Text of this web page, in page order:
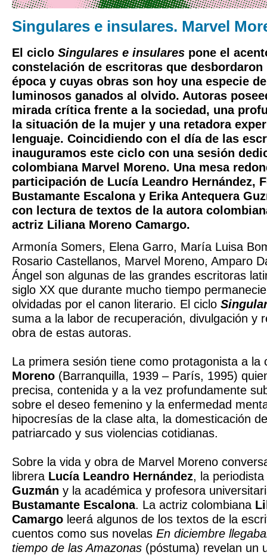
Singulares e insulares. Marvel
El ciclo Singulares e insulares pone el
constelación de escritoras que
época y cuyas obras son hoy una especie
luminosos ganados al olvido. Autoras
mirada crítica frente a la sociedad, una
la situación de la mujer y una retadora
lenguaje. Coincidiendo con el día de las
inauguramos este ciclo con una sesión
colombiana Marvel Moreno. Una mesa
participación de Lucía Leandro Hernández,
Bustamante Escalonay Erika Antequera
con lectura de textos de la autora
actriz Liliana Moreno Camargo.
Armonía Somers, Elena Garro, María Luisa
Rosario Castellanos, Marvel Moreno, Amparo
Ángel son algunas de las grandes escritoras
siglo XX que durante mucho tiempo
olvidadas por el canon literario. El ciclo
suma a la labor de recuperación, divulgación y
obra de estas autoras.
La primera sesión tiene como protagonista a la
Moreno (Barranquilla, 1939 – París, 1995)
precisa, contenida y a la vez profundamente
sobre el deseo femenino y la enfermedad
hipocresías de la clase alta, la domesticación
patriarcado y sus violencias cotidianas.
Sobre la vida y obra de Marvel Moreno
librera Lucía Leandro Hernández, la periodista
Guzmán y la académica y profesora
Bustamante Escalona. La actriz colombiana
Camargo leerá algunos de los textos de la
cuentos como sus novelas En diciembre
tiempo de las Amazonas (póstuma) revelan un